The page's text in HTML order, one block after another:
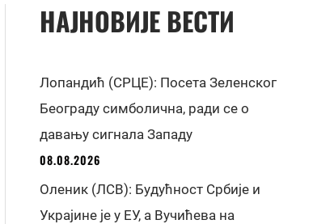
НАЈНОВИЈЕ ВЕСТИ
Лопандић (СРЦЕ): Посета Зеленског
Београду симболична, ради се о
давању сигнала Западу
08.08.2026
Оленик (ЛСВ): Будућност Србије и
Украјине је у ЕУ, а Вучићева на